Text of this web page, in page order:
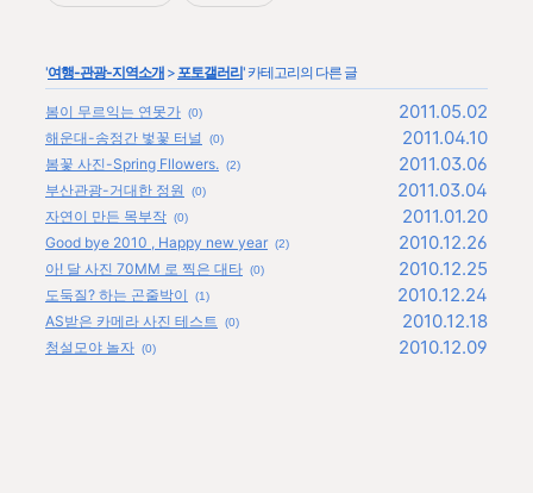
'여행-관광-지역소개 > 포토갤러리' 카테고리의 다른 글
봄이 무르익는 연못가 (0) 2011.05.02
해운대-송정간 벛꽃 터널 (0) 2011.04.10
봄꽃 사진-Spring Fllowers. (2) 2011.03.06
부산관광-거대한 정원 (0) 2011.03.04
자연이 만든 목부작 (0) 2011.01.20
Good bye 2010 , Happy new year (2) 2010.12.26
아! 달 사진 70MM 로 찍은 대타 (0) 2010.12.25
도둑질? 하는 곤줄박이 (1) 2010.12.24
AS받은 카메라 사진 테스트 (0) 2010.12.18
청설모야 놀자 (0) 2010.12.09